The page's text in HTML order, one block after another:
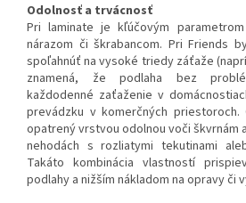
Odolnosť a trvácnosť
Pri laminate je kľúčovým
nárazom či škrabancom. Pri Friends
spoľahnúť na vysoké triedy záťaže
znamená, že podlaha bez
každodenné zaťaženie v
prevádzku v komerčných
opatrený vrstvou odolnou voči škvrnám
nehodách s rozliatymi tekutinami
Takáto kombinácia vlastností
podlahy a nižším nákladom na opravy či